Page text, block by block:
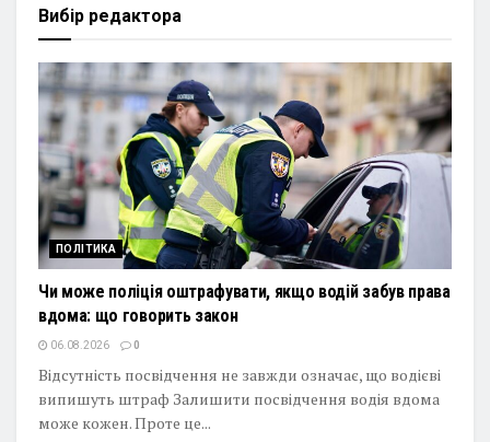
Вибір редактора
ПОЛІТИКА
Чи може поліція оштрафувати, якщо водій забув права
вдома: що говорить закон
06.08.2026 0
Відсутність посвідчення не завжди означає, що водієві
випишуть штраф Залишити посвідчення водія вдома
може кожен. Проте це...